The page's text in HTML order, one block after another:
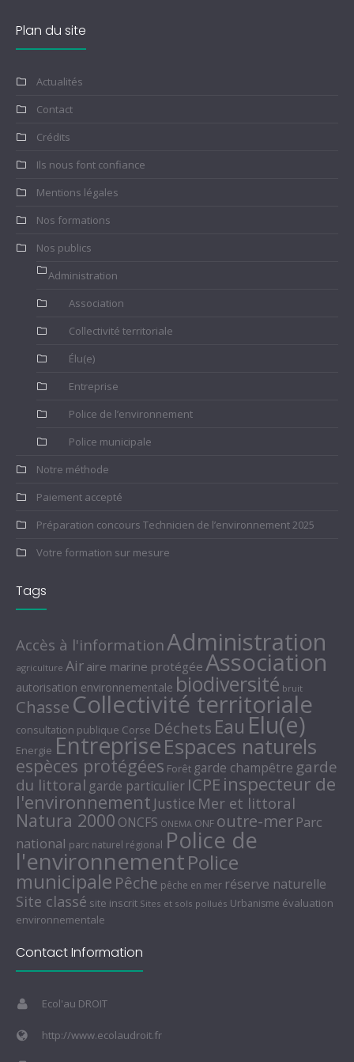
Plan du site
Actualités
Contact
Crédits
Ils nous font confiance
Mentions légales
Nos formations
Nos publics
Administration
Association
Collectivité territoriale
Élu(e)
Entreprise
Police de l’environnement
Police municipale
Notre méthode
Paiement accepté
Préparation concours Technicien de l’environnement 2025
Votre formation sur mesure
Tags
Accès à l'informationAdministration
agriculture Air aire marine protégée Association
autorisation environnementale biodiversité bruit
Chasse Collectivité territoriale
consultation publique Corse Déchets Eau Elu(e)
Energie EntrepriseEspaces naturels
espèces protégées Forêt garde champêtre garde
du littoral garde particulier ICPE inspecteur de
l'environnement Justice Mer et littoral
Natura 2000 ONCFS ONEMA ONF outre-mer Parc
national parc naturel régional Police de
l'environnementPolice
municipale Pêche pêche en mer réserve naturelle
Site classé site inscrit Sites et sols pollués Urbanisme évaluation
environnementale
Contact Information
Ecol'au DROIT
http://www.ecolaudroit.fr